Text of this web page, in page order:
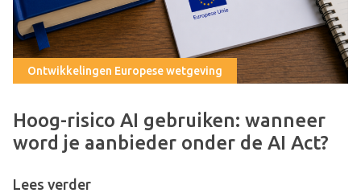
Ontwikkelingen Europese wetgeving
Hoog-risico AI gebruiken: wanneer
word je aanbieder onder de AI Act?
Lees verder